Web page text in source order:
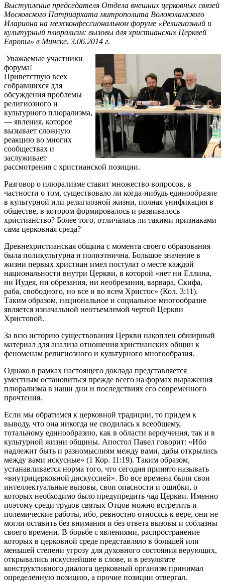
Выступление председателя Отдела внешних церковных связей
Московского Патриархата митрополита Волоколамского
Илариона на межконфессиональном форуме «Религиозный и
культурный плюрализм: вызовы для христианских Церквей
Европы» в Минске. 3.06.2014 г.
Уважаемые участники
форума!
Приветствую всех
собравшихся для
обсуждения проблемы
религиозного и
культурного плюрализма,
— явления, которое
вызывает сложную
реакцию во многих
сообществах и
заслуживает
рассмотрения с христианской позиции.
Разговор о плюрализме ставит множество вопросов, в
частности о том, существовало ли когда-нибудь единообразие
в культурной или религиозной жизни, полная унификация в
обществе, в котором формировалось и развивалось
христианство? Более того, отличалась ли такими признаками
сама церковная среда?
Древнехристианская община с момента своего образования
была поликультурна и полиэтнична. Большое значение в
жизни первых христиан имел постулат о месте каждой
национальности внутри Церкви, в которой «нет ни Еллина,
ни Иудея, ни обрезания, ни необрезания, варвара, Скифа,
раба, свободного, но все и во всем Христос» (Кол. 3:11).
Таким образом, национальное и социальное многообразие
является изначальной неотъемлемой чертой Церкви
Христовой.
За всю историю существования Церкви накоплен обширный
материал для анализа отношения христианских общин к
феноменам религиозного и культурного многообразия.
Однако в рамках настоящего доклада представляется
уместным остановиться прежде всего на формах выражения
плюрализма в наши дни и последствиях его современного
прочтения.
Если мы обратимся к церковной традиции, то придем к
выводу, что она никогда не сводилась к всеобщему,
тотальному единообразию, как в области вероучения, так и в
культурной жизни общины. Апостол Павел говорит: «Ибо
надлежит быть и разномыслиям между вами, дабы открылись
между вами искусные» (1 Кор. 11:19). Таким образом,
устанавливается норма того, что сегодня принято называть
«внутрицерковной дискуссией». Во все времена были свои
интеллектуальные вызовы, свои опасности и ошибки, о
которых необходимо было предупредить чад Церкви. Именно
поэтому среди трудов святых Отцов можно встретить и
полемические работы, ибо, ревностно относясь к вере, они не
могли оставить без внимания и без ответа вызовы и соблазны
своего времени. В борьбе с явлениями, распространение
которых в церковной среде представляло в большей или
меньшей степени угрозу для духовного состояния верующих,
открывались искуснейшие в слове, и в результате
конструктивного диалога церковный организм принимал
определенную позицию, а прочие позиции отвергал.